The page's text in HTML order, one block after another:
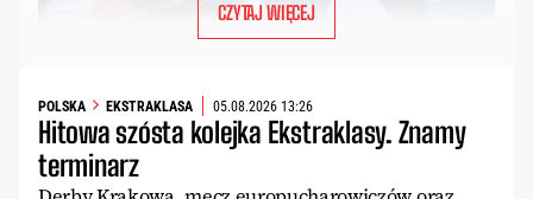
CZYTAJ WIĘCEJ
POLSKA EKSTRAKLASA 05.08.2026 13:26
Hitowa szósta kolejka Ekstraklasy. Znamy
terminarz